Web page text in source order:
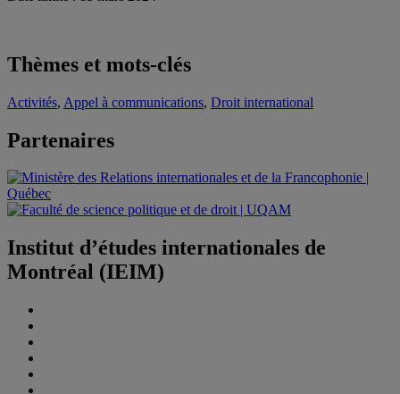
Thèmes et mots-clés
Activités, Appel à communications, Droit international
Partenaires
Institut d’études internationales de
Montréal (IEIM)